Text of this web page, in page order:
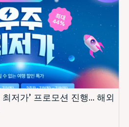
저가’ 프로모션 진행… 해외